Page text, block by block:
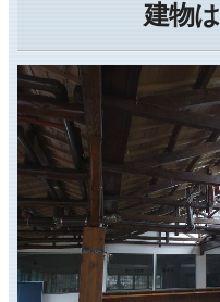
建物